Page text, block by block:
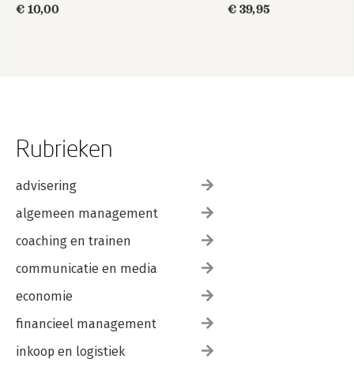
€ 10,00
€ 39,95
Rubrieken
advisering
algemeen management
coaching en trainen
communicatie en media
economie
financieel management
inkoop en logistiek